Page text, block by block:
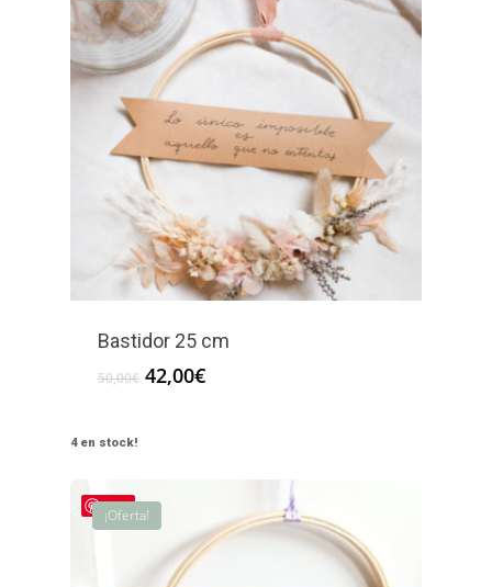
Bastidor 25 cm
50,00€ El
42,00€El
4 en stock!
Save
¡Oferta!